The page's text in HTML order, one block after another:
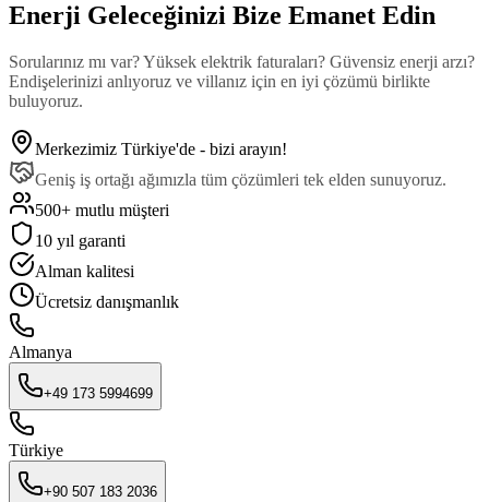
Enerji Geleceğinizi Bize Emanet Edin
Sorularınız mı var? Yüksek elektrik faturaları? Güvensiz enerji arzı?
Endişelerinizi anlıyoruz ve villanız için en iyi çözümü birlikte
buluyoruz.
Merkezimiz Türkiye'de - bizi arayın!
Geniş iş ortağı ağımızla tüm çözümleri tek elden sunuyoruz.
500+ mutlu müşteri
10 yıl garanti
Alman kalitesi
Ücretsiz danışmanlık
Almanya
+49 173 5994699
Türkiye
+90 507 183 2036